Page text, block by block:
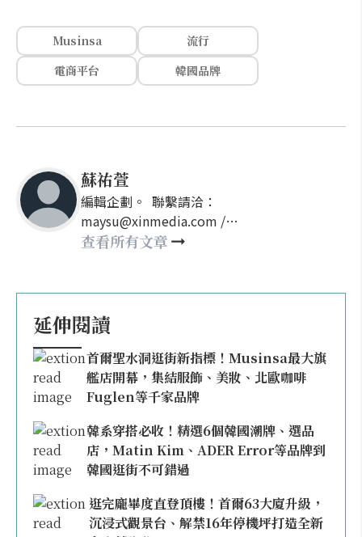
Musinsa
流行
電商平台
韓國品牌
蘇祐萱
編輯企劃。 聯繫請洽：
maysu@xinmedia.com /
may860527@gmail.com
查看所有文章
延伸閱讀
首爾聖水洞逛街新指標！Musinsa最大旗
艦店開幕，集結服飾、美妝、北歐咖啡
Fuglen等千家品牌
韓系穿搭必收！精選6個韓國潮牌、選品
店，Matin Kim、ADER Error等品牌到
韓國逛街不可錯過
逛完龐畢度直登頂樓！首爾63大廈升級，
沉浸式觀景台、解禁16年停機坪打造全新